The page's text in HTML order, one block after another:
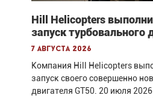
Hill Helicopters
запуск турбовального
7 августа 2026
Компания Hill Helicopters
запуск своего совершенно
двигателя GT50. 20 июля